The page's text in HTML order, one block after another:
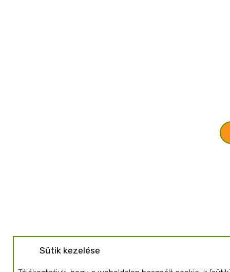
Sütik kezelése